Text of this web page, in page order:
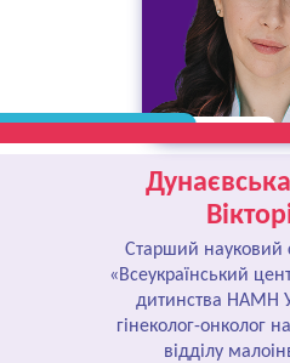
Старший науковий
«Всеукраїнський
дитинства НАМН
гінеколог-онколог
відділу
Дунаєвська